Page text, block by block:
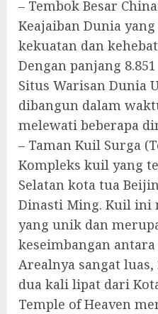
– Tembok Besar
Keajaiban Dunia
kekuatan dan
Dengan panjang
Situs Warisan Dunia
dibangun dalam
melewati beberapa
– Taman Kuil Surga
Kompleks kuil yang
Selatan kota tua
Dinasti Ming. Kuil
yang unik dan
keseimbangan
Arealnya sangat
dua kali lipat dari
Temple of Heaven